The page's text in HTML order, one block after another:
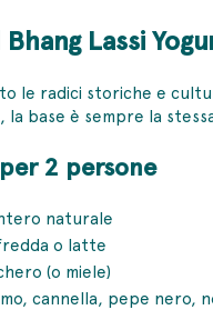
Lassi
le radici storiche e
la base è sempre la
2 persone
naturale
o latte
(o miele)
cannella, pepe nero,